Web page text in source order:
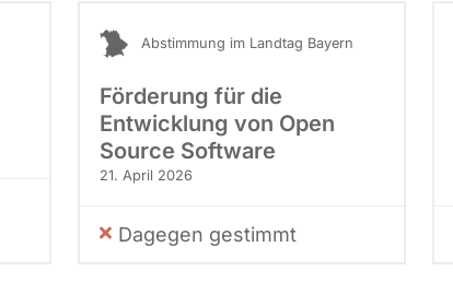
Abstimmung im Landtag Bayern
Förderung für die
Entwicklung von Open
Source Software
21. April 2026
Dagegen gestimmt